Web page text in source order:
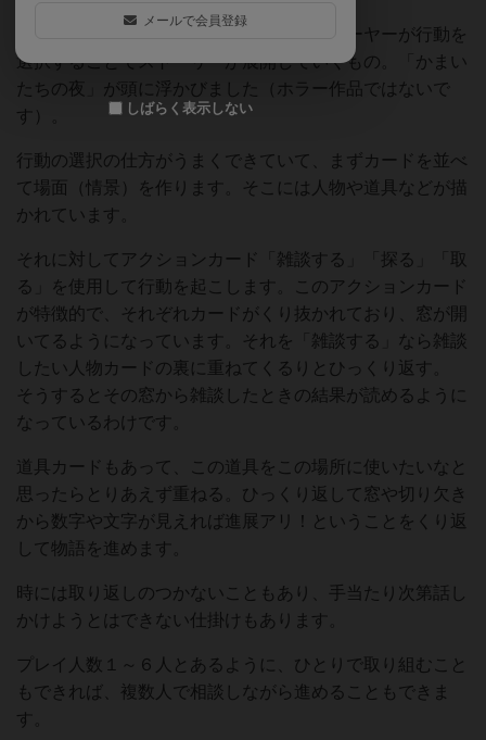
内容は、与えられた状況に対して我々プレーヤーが行動を
選択することでストーリーが展開していくもの。「かまい
たちの夜」が頭に浮かびました（ホラー作品ではないで
す）。
行動の選択の仕方がうまくできていて、まずカードを並べ
て場面（情景）を作ります。そこには人物や道具などが描
かれています。
それに対してアクションカード「雑談する」「探る」「取
る」を使用して行動を起こします。このアクションカード
が特徴的で、それぞれカードがくり抜かれており、窓が開
いてるようになっています。それを「雑談する」なら雑談
したい人物カードの裏に重ねてくるりとひっくり返す。
そうするとその窓から雑談したときの結果が読めるように
なっているわけです。
道具カードもあって、この道具をこの場所に使いたいなと
思ったらとりあえず重ねる。ひっくり返して窓や切り欠き
から数字や文字が見えれば進展アリ！ということをくり返
して物語を進めます。
時には取り返しのつかないこともあり、手当たり次第話し
かけようとはできない仕掛けもあります。
プレイ人数１～６人とあるように、ひとりで取り組むこと
もできれば、複数人で相談しながら進めることもできま
す。
メールで会員登録
しばらく表示しない